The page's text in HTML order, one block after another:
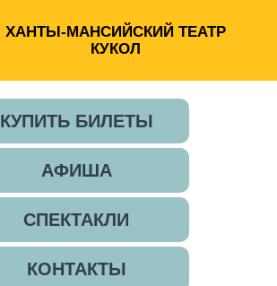
ХАНТЫ-МАНСИЙСКИЙ ТЕАТР
КУКОЛ
КУПИТЬ БИЛЕТЫ
АФИША
СПЕКТАКЛИ
КОНТАКТЫ